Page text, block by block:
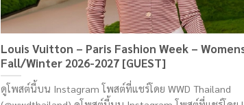
Louis Vuitton – Paris Fashion Week –
Fall/Winter 2026-2027 [GUEST]
ดูโพสต์นี้บน Instagram โพสต์ที่แชร์โดย WWD Thailand